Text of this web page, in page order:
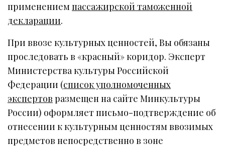
применениемпассажирской таможенной
декларации.
При ввозе культурных ценностей, Вы обязаны
проследовать в «красный» коридор. Эксперт
Министерства культуры Российской
Федерации (список уполномоченных
экспертов размещен на сайте Минкультуры
России) оформляет письмо-подтверждение об
отнесении к культурным ценностям ввозимых
предметов непосредственно в зоне